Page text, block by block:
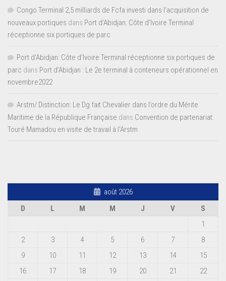
Congo Terminal 2,5 milliards de Fcfa investi dans l’acquisition de
nouveaux portiques dans Port d’Abidjan: Côte d’Ivoire Terminal
réceptionne six portiques de parc
Port d'Abidjan: Côte d’Ivoire Terminal réceptionne six portiques de
parc dans Port d’Abidjan : Le 2e terminal à conteneurs opérationnel en
novembre2022
Arstm/ Distinction: Le Dg fait Chevalier dans l’ordre du Mérite
Maritime de la République Française dans Convention de partenariat:
Touré Mamadou en visite de travail à l’Arstm
août 2026
D
L M M J V
S
1
2
3 4 5 6 7
8
9
10 11 12 13 14
15
16
17 18 19 20 21
22